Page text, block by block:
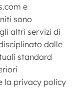
e
sono
altri servizi di
dalle
standard
la privacy policy